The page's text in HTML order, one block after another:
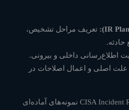
تعریف مراحل تشخیص،
حادثه.
اطلاع‌رسانی داخلی و بیرونی.
اصلی و اعمال اصلاحات در
CISA Incident نمونه‌های آماده‌ای